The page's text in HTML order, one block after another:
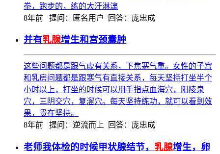
拳，跑步的，练的大汗淋漓
8年前 提问：匿名用户 回答：庞忠成
并有乳腺增生和宫颈囊肿
这些问题都是跟气虚有关系，下焦寒气重。女性的子宫
和乳房问题都是跟寒气有直接关系，每天坚持打坐半个
小时以上，打坐的时候可以用手指点血海穴，阳陵泉
穴，三阴交穴，复溜穴。每天坚持练功，就可以看到效
果，贵在坚持。
8年前 提问：逆流而上 回答：庞忠成
老师我体检的时候甲状腺结节， 乳腺增生，卵